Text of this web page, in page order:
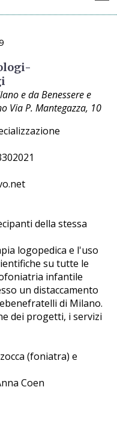
e da Benessere e
Via P. Mantegazza, 10
della stessa
logopedica e l'uso
su tutte le
infantile
un distaccamento
di Milano.
dei progetti, i servizi
(foniatra) e
Coen